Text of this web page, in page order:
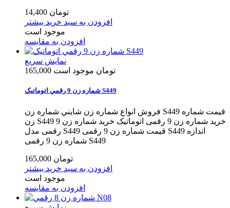
14,400 تومان
افزودن به سبد خرید بیشتر
موجود است
افزودن به مقایسه
نمایش سریع
165,000 تومان موجود است
شماره زن 9 رقمي اتوماتیک S449
فروش انواع شماره زن شايني شماره زن S449 قیمت شماره
زن S449 خرید شماره زن 9 رقمی اتوماتیک خرید شماره زن 9
رقمی مدل S449 قیمت شماره زن 9 رقمی S449 اندازه
شماره زن 9 رقمی S449
165,000 تومان
افزودن به سبد خرید بیشتر
موجود است
افزودن به مقایسه